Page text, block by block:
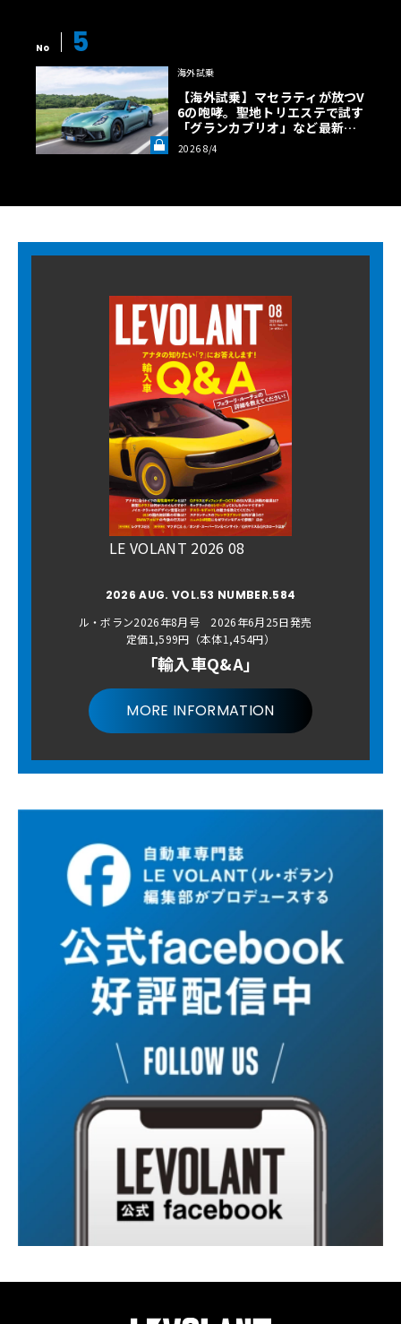
No 5
海外試乗
【海外試乗】マセラティが放つV
6の咆哮。聖地トリエステで試す
「グランカブリオ」など最新ト
ロフェオ3台の官能評価《LE VO
LANT LAB》
2026 8/4
LE VOLANT 2026 08
2026 AUG. VOL.53 NUMBER.584
ル・ボラン2026年8月号 2026年6月25日発売
定価1,599円（本体1,454円）
「輸入車Q&A」
MORE INFORMATION